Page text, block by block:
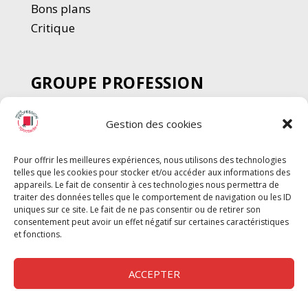
Gestion des cookies
Pour offrir les meilleures expériences, nous utilisons des technologies
telles que les cookies pour stocker et/ou accéder aux informations des
appareils. Le fait de consentir à ces technologies nous permettra de
traiter des données telles que le comportement de navigation ou les ID
uniques sur ce site. Le fait de ne pas consentir ou de retirer son
consentement peut avoir un effet négatif sur certaines caractéristiques
et fonctions.
ACCEPTER
Bons plans
Critique
GROUPE PROFESSION
SPECTACLE
Chèque Intermittents
Chèque Compta
Chèque Emploi Spectacle
G-Pods
Profession Audio-visuel